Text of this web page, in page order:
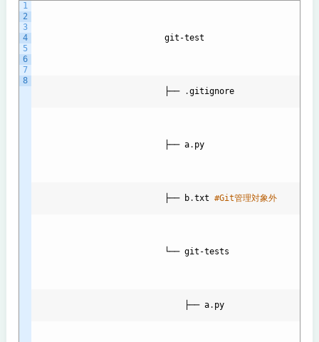
1
2
3
4
5
6
7
8
git -test
                          ├──
.gitignore
                          ├──
a. py
                          ├──
b.txt #Git管理対象外
                          └──
git -tests
├── a. py